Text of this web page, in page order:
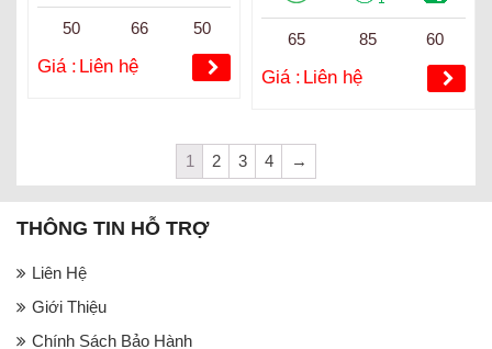
50 66 50
Giá : Liên hệ
65 85 60
Giá : Liên hệ
1 2 3 4 →
THÔNG TIN HỖ TRỢ
Liên Hệ
Giới Thiệu
Chính Sách Bảo Hành